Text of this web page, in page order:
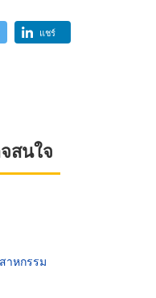
แชร์
สนใจ
าหกรรม